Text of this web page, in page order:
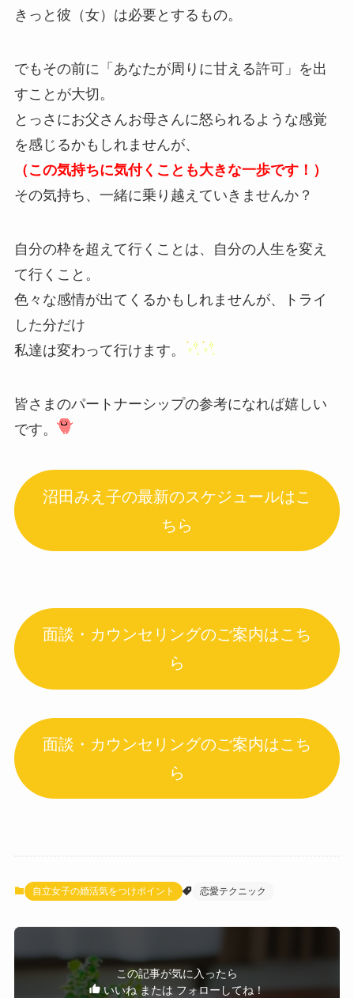
きっと彼（女）は必要とするもの。
でもその前に「あなたが周りに甘える許可」を出
すことが大切。
とっさにお父さんお母さんに怒られるような感覚
を感じるかもしれませんが、
（この気持ちに気付くことも大きな一歩です！）
その気持ち、一緒に乗り越えていきませんか？
自分の枠を超えて行くことは、自分の人生を変え
て行くこと。
色々な感情が出てくるかもしれませんが、トライ
した分だけ
私達は変わって行けます。
皆さまのパートナーシップの参考になれば嬉しい
です。
沼田みえ子の最新のスケジュールはこ
ちら
面談・カウンセリングのご案内はこち
ら
面談・カウンセリングのご案内はこち
ら
自立女子の婚活気をつけポイント 恋愛テクニック
この記事が気に入ったら
いいね または フォローしてね！